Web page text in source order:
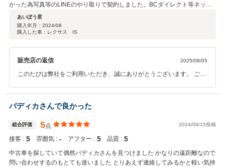
かった為写真等のLINEのやり取りで契約しました。BCダイレクト等ネット
通販もされているのと社長さんの人柄をよくYouTubeで拝見してる為現車確
認しなくてもわりかし安心して購入できました。 納車後少し食い違いがあっ
た部分があったため問い合わせた所最寄りの店舗(福岡店)で凄く丁寧に対応
いた射場さんありがとうございました。
あいぼう君
購入年月： 2024/08
購入した車：レクサス IS
販売店の返信 2025/08/05
このたびは弊社をご利用いただき、誠にありがとうございます。 ご満
になれることがございましたら、どうぞお気軽にご相談くださいま
せ。
バディカさんで良かった
総合評価 5点 2024/08/15投稿
接客 : 5 雰囲気 : ‐ アフター : 5 品質 : 5
中古車を探していて偶然バディカさんを見つけました かなりの遠距離なので
問い合わせするのもとても迷いました とりあえず連絡してみるかと軽い気持